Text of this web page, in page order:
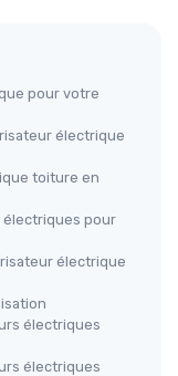
pour votre
électrique
toiture en
électriques pour
électrique
électriques
électriques